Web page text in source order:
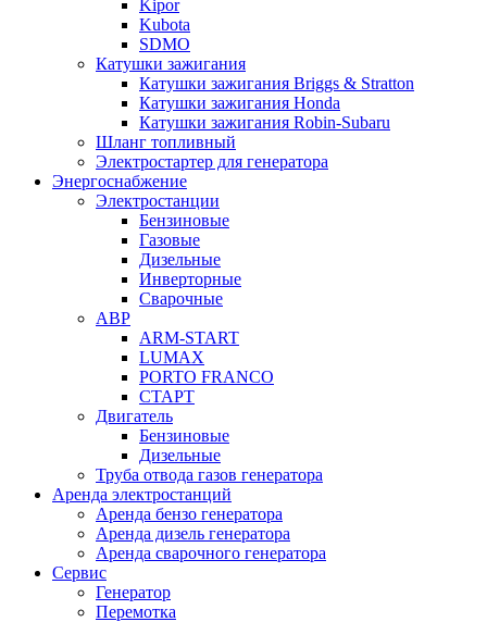
Kipor
Kubota
SDMO
Катушки зажигания
Катушки зажигания Briggs & Stratton
Катушки зажигания Honda
Катушки зажигания Robin-Subaru
Шланг топливный
Электростартер для генератора
Энергоснабжение
Электростанции
Бензиновые
Газовые
Дизельные
Инверторные
Сварочные
АВР
ARM-START
LUMAX
PORTO FRANCO
СТАРТ
Двигатель
Бензиновые
Дизельные
Труба отвода газов генератора
Аренда электростанций
Аренда бензо генератора
Аренда дизель генератора
Аренда сварочного генератора
Сервис
Генератор
Перемотка